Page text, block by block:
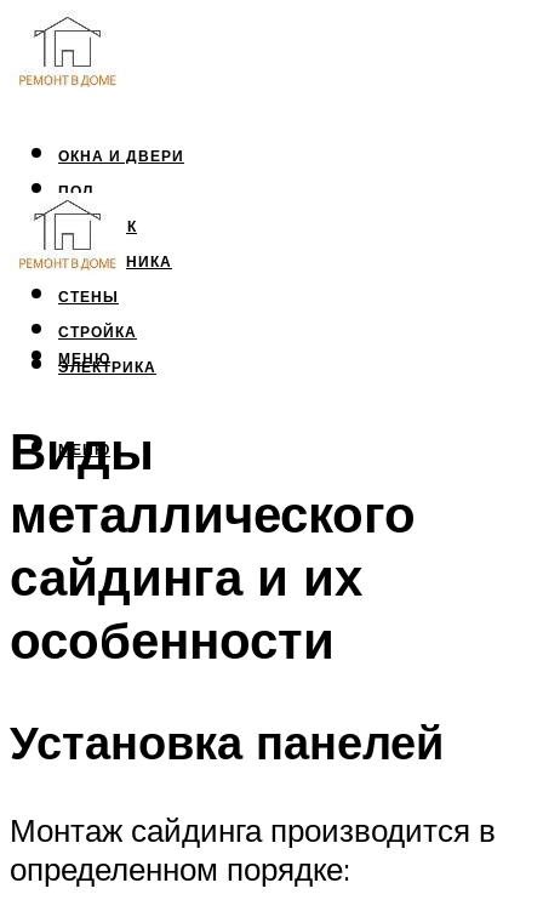
ОКНА И ДВЕРИ
ПОЛ
ПОТОЛОК
САНТЕХНИКА
СТЕНЫ
СТРОЙКА
ЭЛЕКТРИКА
МЕНЮ
МЕНЮ
Виды
металлического
сайдинга и их
особенности
Установка панелей
Монтаж сайдинга производится в
определенном порядке: